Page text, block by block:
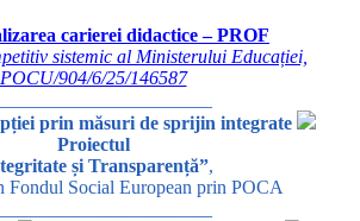
carierei didactice – PROF
sistemic al Ministerului Educației,
POCU/904/6/25/146587
prin măsuri de sprijin integrate
Proiectul
și Transparență”,
Fondul Social European prin POCA